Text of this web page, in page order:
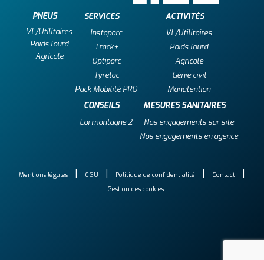
PNEUS
VL/Utilitaires
Poids lourd
Agricole
SERVICES
Instaparc
Track+
Optiparc
Tyreloc
Pack Mobilité PRO
CONSEILS
Loi montagne 2
ACTIVITÉS
VL/Utilitaires
Poids lourd
Agricole
Génie civil
Manutention
MESURES SANITAIRES
Nos engagements sur site
Nos engagements en agence
Mentions légales CGU Politique de confidentialité
Contact
Gestion des cookies